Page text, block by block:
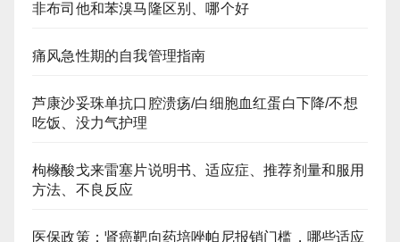
非布司他和苯溴马隆区别、哪个好
痛风急性期的自我管理指南
芦康沙妥珠单抗口腔溃疡/白细胞血红蛋白下降/不想
吃饭、没力气护理
枸橼酸戈来雷塞片说明书、适应症、推荐剂量和服用
方法、不良反应
医保政策：肾癌靶向药培唑帕尼报销门槛，哪些适应